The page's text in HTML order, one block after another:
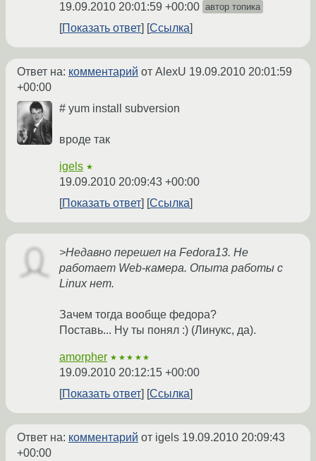
19.09.2010 20:01:59 +00:00 автор топика
Показать ответ Ссылка
Ответ на: комментарий от AlexU 19.09.2010 20:01:59
+00:00
# yum install subversion
вроде так
igels ★
19.09.2010 20:09:43 +00:00
Показать ответ
Ссылка
>Недавно перешел на Fedora13. Не
работает Web-камера. Опыта работы с
Linux нет.
Зачем тогда вообще федора?
Поставь... Ну ты понял :) (Линукс, да).
amorpher ★★★★★
19.09.2010 20:12:15 +00:00
Показать ответ
Ссылка
Ответ на: комментарий от igels 19.09.2010 20:09:43
+00:00